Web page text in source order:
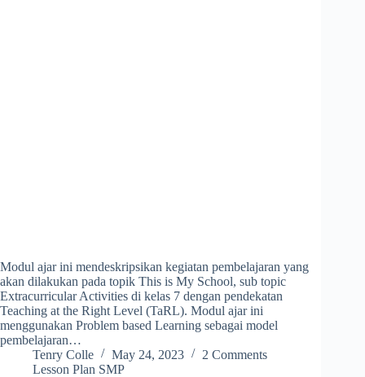
Modul ajar ini mendeskripsikan kegiatan pembelajaran yang
akan dilakukan pada topik This is My School, sub topic
Extracurricular Activities di kelas 7 dengan pendekatan
Teaching at the Right Level (TaRL). Modul ajar ini
menggunakan Problem based Learning sebagai model
pembelajaran…
Tenry Colle
May 24, 2023
2 Comments
Lesson Plan SMP